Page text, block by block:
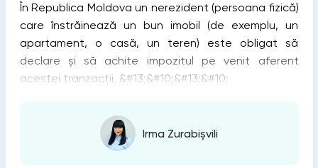
În Republica Moldova un nerezident (persoana fizică)
care înstrăinează un bun imobil (de exemplu, un
apartament, o casă, un teren) este obligat să
declare și să achite impozitul pe venit aferent
acestei tranzacții. &#13;&#10;&#13;&#10;
Irma Zurabișvili